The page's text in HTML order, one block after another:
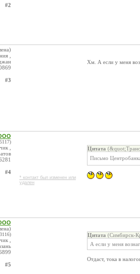
#2
,
#3
Хм. А если у меня
,
#4
* контакт был изменен или
удален
Цитата
Письмо
,
#5
Цитата (Симбирск-
А если у меня
Отдаст, тока в